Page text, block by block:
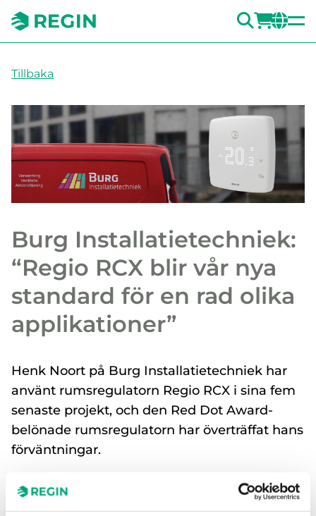
SÖK
Tillbaka
Burg Installatietechniek:
“Regio RCX blir vår nya
standard för en rad olika
applikationer”
Henk Noort på Burg Installatietechniek har
använt rumsregulatorn Regio RCX i sina fem
senaste projekt, och den Red Dot Award-
belönade rumsregulatorn har överträffat hans
förväntningar.
Regins produktsortiment är inget nytt för Henk